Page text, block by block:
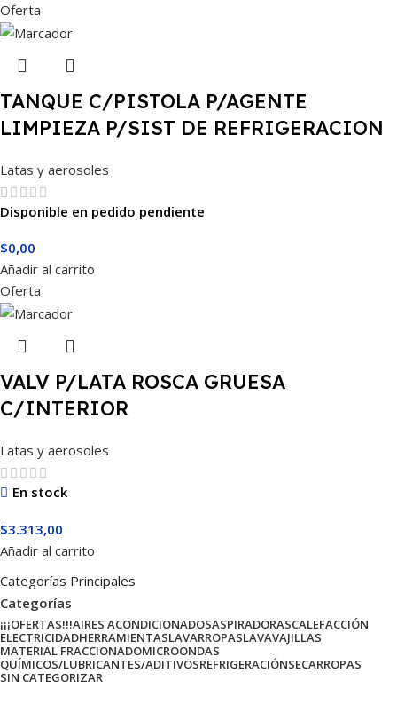
Oferta
TANQUE C/PISTOLA P/AGENTE
LIMPIEZA P/SIST DE REFRIGERACION
Latas y aerosoles
Disponible en pedido pendiente
$0,00
Añadir al carrito
Oferta
VALV P/LATA ROSCA GRUESA
C/INTERIOR
Latas y aerosoles
En stock
$3.313,00
Añadir al carrito
Categorías Principales
Categorías
¡¡¡OFERTAS!!!AIRES ACONDICIONADOSASPIRADORASCALEFACCIÓN
ELECTRICIDADHERRAMIENTASLAVARROPASLAVAVAJILLAS
MATERIAL FRACCIONADOMICROONDAS
QUÍMICOS/LUBRICANTES/ADITIVOSREFRIGERACIÓNSECARROPAS
SIN CATEGORIZAR